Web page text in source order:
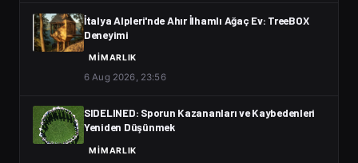
İtalya Alpleri'nde Ahır İlhamlı Ağaç Ev: TreeBOX
Deneyimi
MIMARLIK
6 Aug 2026, 23:56
SIDELINED: Sporun Kazananları ve Kaybedenleri
Yeniden Düşünmek
MIMARLIK